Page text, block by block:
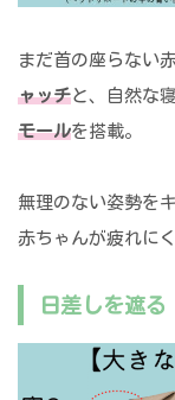
まだ首の座らない
ャッチと、自然な
モールを搭載。
無理のない姿勢を
赤ちゃんが疲れに
日差しを遮る